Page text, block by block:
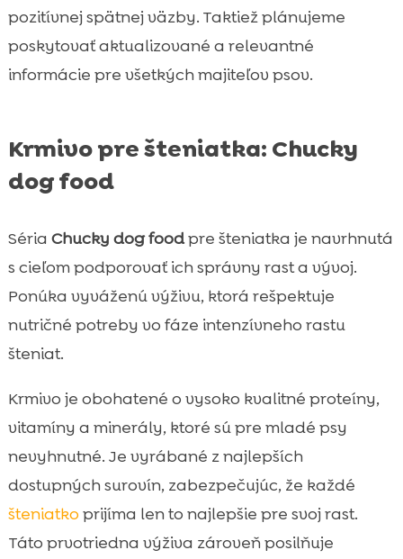
pozitívnej spätnej väzby. Taktiež plánujeme
poskytovať aktualizované a relevantné
informácie pre všetkých majiteľov psov.
Krmivo pre šteniatka: Chucky
dog food
Séria Chucky dog foodpre šteniatka je navrhnutá
s cieľom podporovať ich správny rast a vývoj.
Ponúka vyváženú výživu, ktorá rešpektuje
nutričné potreby vo fáze intenzívneho rastu
šteniat.
Krmivo je obohatené o vysoko kvalitné proteíny,
vitamíny a minerály, ktoré sú pre mladé psy
nevyhnutné. Je vyrábané z najlepších
dostupných surovín, zabezpečujúc, že každé
šteniatko prijíma len to najlepšie pre svoj rast.
Táto prvotriedna výživa zároveň posilňuje